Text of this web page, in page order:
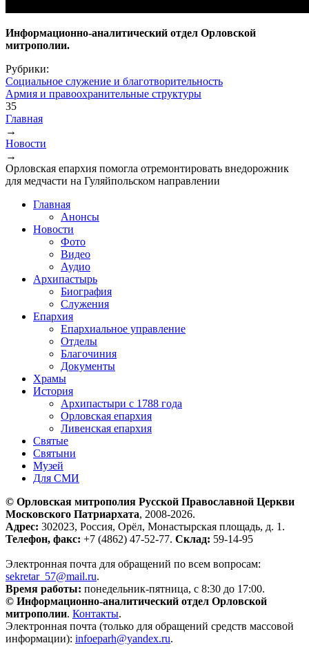
Информационно-аналитический отдел Орловской
митрополии.
Рубрики:
Социальное служение и благотворительность
Армия и правоохранительные структуры
35
Вы здесь
Главная
→
Новости
→
Орловская епархия помогла отремонтировать внедорожник
для медчасти на Гуляйпольском направлении
Главная
Анонсы
Новости
Фото
Видео
Аудио
Архипастырь
Биография
Служения
Епархия
Епархиальное управление
Отделы
Благочиния
Документы
Храмы
История
Архипастыри с 1788 года
Орловская епархия
Ливенская епархия
Святые
Святыни
Музей
Для СМИ
© Орловская митрополия Русской Православной Церкви
Московского Патриархата, 2008-2026.
Адрес: 302023, Россия, Орёл, Монастырская площадь, д. 1.
Телефон, факс: +7 (4862) 47-52-77. Склад: 59-14-95
Электронная почта для обращений по всем вопросам:
sekretar_57@mail.ru(ссылка для отправки email)
.
Время работы: понедельник-пятница, с 8:30 до 17:00.
© Информационно-аналитический отдел Орловской
митрополии. Контакты.
Электронная почта (только для обращений средств массовой
информации): infoeparh@yandex.ru(ссылка для отправки email)
.